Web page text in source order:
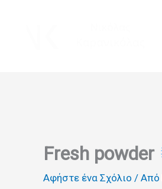
Fresh powder
Αφήστε ένα Σχόλιο / Από